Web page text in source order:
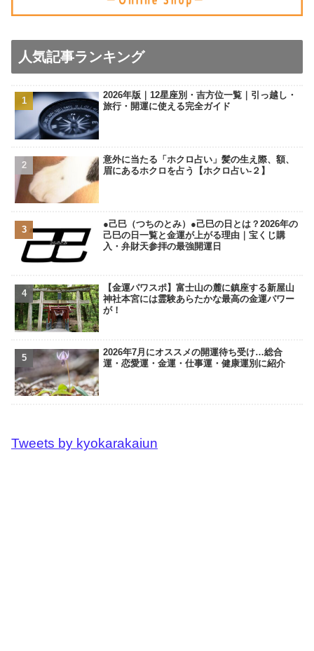
人気記事ランキング
2026年版｜12星座別・吉方位一覧｜引っ越し・
旅行・開運に使える完全ガイド
意外に当たる「ホクロ占い」髪の生え際、額、
眉にあるホクロを占う【ホクロ占い‐２】
●己巳（つちのとみ）●己巳の日とは？2026年の
己巳の日一覧と金運が上がる理由｜宝くじ購
入・弁財天参拝の最強開運日
【金運パワスポ】富士山の麓に鎮座する新屋山
神社本宮には霊験あらたかな最高の金運パワー
が！
2026年7月にオススメの開運待ち受け…総合
運・恋愛運・金運・仕事運・健康運別に紹介
Tweets by kyokarakaiun